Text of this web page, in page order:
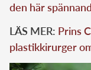
den här
LÄS MER: Prins
plastikkirurger